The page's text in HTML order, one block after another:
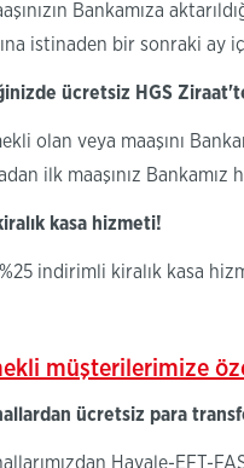
Bankamıza
istinaden bir sonraki ay
ücretsiz HGS
olan veya maaşını
ilk maaşınız
kasa hizmeti!
indirimli kiralık kasa
müşterilerimize
ücretsiz para
Havale-EFT-